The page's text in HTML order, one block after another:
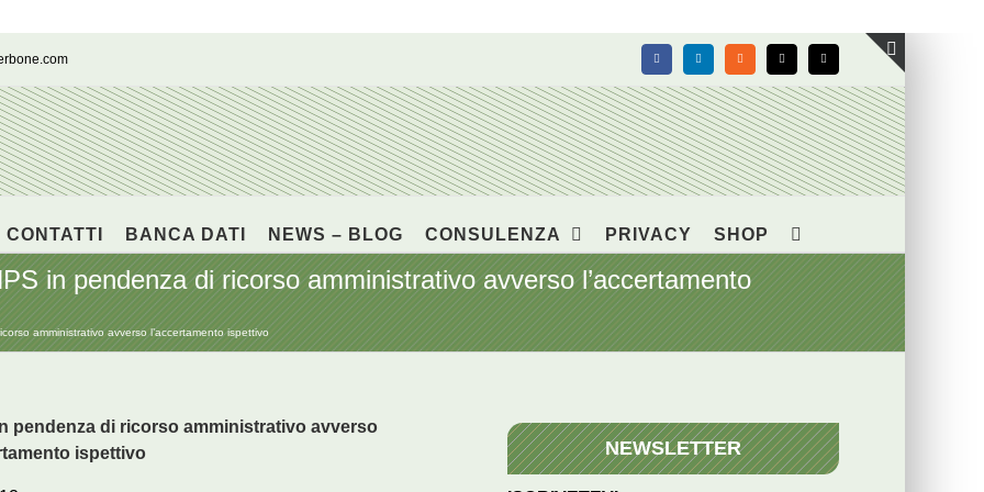
FacebookLinkedIn Rss X Email
CONTATTI BANCA DATI NEWS – BLOG CONSULENZA PRIVACY SHOP
in pendenza di ricorso amministrativo avverso l’accertamento
amministrativo avverso l’accertamento ispettivo
pendenza di ricorso amministrativo avverso
ispettivo
NEWSLETTER
Toggle
area
barra
scorrevole